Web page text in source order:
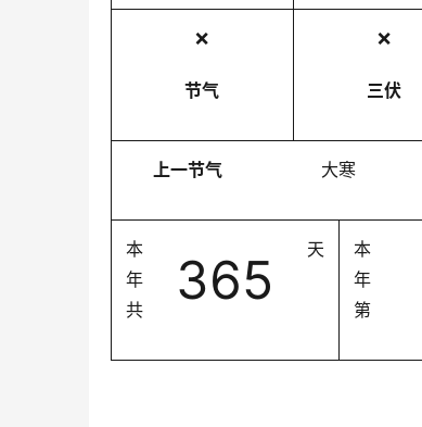
❌
节气
❌
三伏
上一节气 大寒
本
年
共
365 天
本
年
第